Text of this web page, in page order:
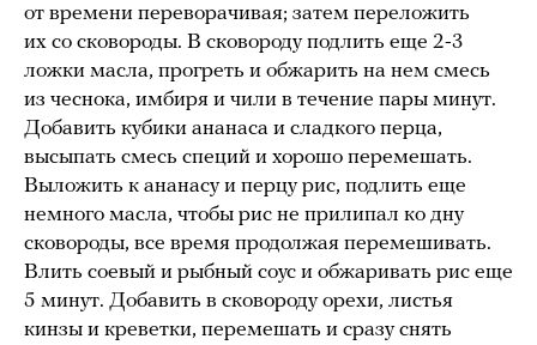
от времени переворачивая; затем переложить
их со сковороды. В сковороду подлить еще 2-3
ложки масла, прогреть и обжарить на нем смесь
из чеснока, имбиря и чили в течение пары минут.
Добавить кубики ананаса и сладкого перца,
высыпать смесь специй и хорошо перемешать.
Выложить к ананасу и перцу рис, подлить еще
немного масла, чтобы рис не прилипал ко дну
сковороды, все время продолжая перемешивать.
Влить соевый и рыбный соус и обжаривать рис еще
5 минут. Добавить в сковороду орехи, листья
кинзы и креветки, перемешать и сразу снять